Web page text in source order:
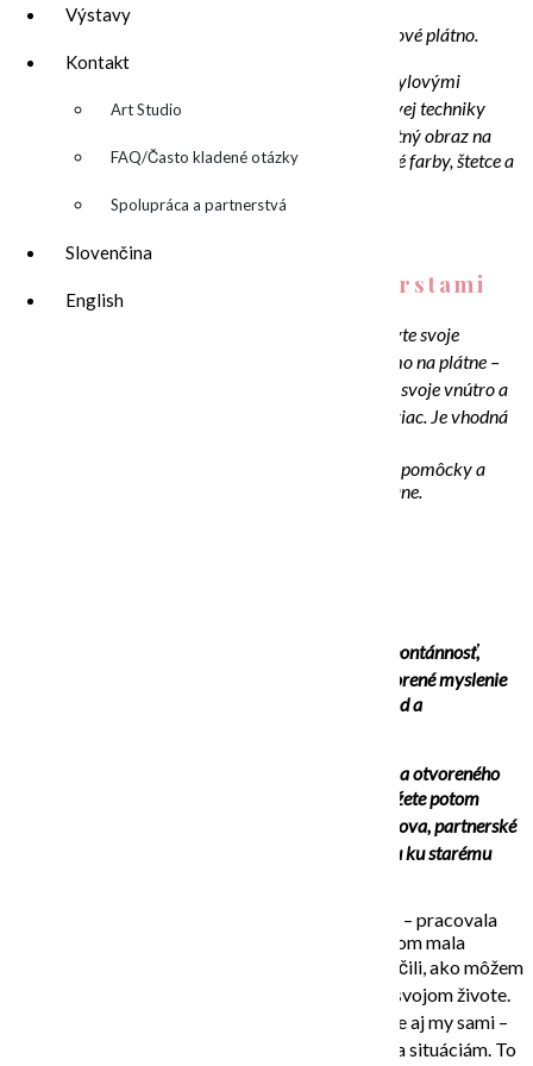
Výstavy
Kontakt
▼ Art Studio
FAQ/Často kladené otázky
Spolupráca a partnerstvá
Slovenčina
English
Personalizovaná mandala, maľba akrylom na kruhové plátno.
Zahŕňa: úvod a vysvetlenie techniky maľovania akrylovými
farbami, kreatívne cvičenie, a následne ukážku hravej techniky
maľovania mandaly. Každý si so sebou odnesie vlastný obraz na
plátne. Všetky pomôcky a materiál (plátna, akrylové farby, štetce a
Finger painting/ maľovanie prstami
Objavte svoje
vnútorné dieťa a užite si dotyk prstov s farbou priamo na plátne –
táto hravá technika uvoľňuje, pomáha naladiť sa na svoje vnútro a
vďaka tomu relaxujete a užívate si maľovanie ešte viac. Je vhodná
Domov si odnesiete vlastný obraz na plátne. Všetky pomôcky a
materiál (plátna, akrylové farby, štetce a pod.) vrátane.
Kreativita v sebe obsahuje mnohé z týchto kvalít: spontánnosť,
hravosť, predstavivosť, originálnosť, motiváciu, otvorené myslenie
a intuíciu. Pri tvorbe im dávame prirodzený priechod a
Kreativita je spôsob posúvania hraníc, objavovania a otvoreného
poznávania a nachádzania nových riešení, čo dokážete potom
praktizovať vo všetkých častiach života (či už výchova, partnerské
vzťahy alebo práca). Nájdenie novej cesty – prístupu ku starému
Roky mojej práce (predovšetkým v manažmente – pracovala
som ako marketing a event menežérka, neskôr som mala
vlastné podnikanie v tejto oblasti) ma reálne naučili, ako môžem
vďaka tvoreniu nájsť vnútorný pokoj a radosť vo svojom živote.
Dnes viem, že kvalitu svojho života ovplyvňujeme aj my sami –
každý deň tým, ako pristupujeme k sebe, okoliu a situáciám. To